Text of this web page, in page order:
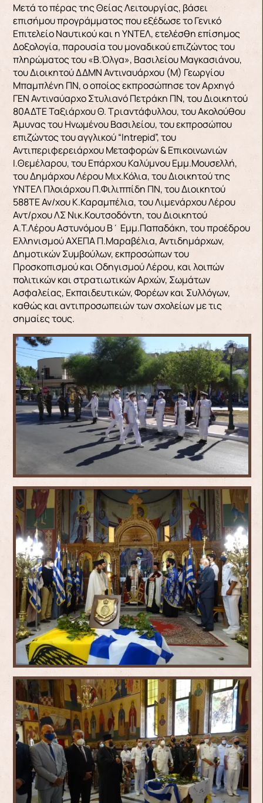
Μετά το πέρας της Θείας Λειτουργίας, βάσει
επισήμου προγράμματος που εξέδωσε το Γενικό
Επιτελείο Ναυτικού και η ΥΝΤΕΛ, ετελέσθη επίσημος
Δοξολογία, παρουσία του μοναδικού επιζώντος του
πληρώματος του «Β.Όλγα», Βασιλείου Μαγκασιάνου,
του Διοικητού ΔΔΜΝ Αντιναυάρχου (Μ) Γεωργίου
Μπαμπλένη ΠΝ, ο οποίος εκπροσώπησε τον Αρχηγό
ΓΕΝ Αντιναύαρχο Στυλιανό Πετράκη ΠΝ, του Διοικητού
80ΑΔΤΕ Ταξιάρχου Θ. Τριαντάφυλλου, του Ακολούθου
Άμυνας του Ηνωμένου Βασιλείου, του εκπροσώπου
επιζώντος του αγγλικού “Intrepid”, του
Αντιπεριφερειάρχου Μεταφορών & Επικοινωνιών
Ι.Θεμέλαρου, του Επάρχου Καλύμνου Εμμ.Μουσελλή,
του Δημάρχου Λέρου Μιχ.Κόλια, του Διοικητού της
ΥΝΤΕΛ Πλοιάρχου Π.Φιλιππίδη ΠΝ, του Διοικητού
588ΤΕ Αν/χου Κ.Καραμπέλια, του Λιμενάρχου Λέρου
Αντ/ρχου ΛΣ Νικ.Κουτσοδόντη, του Διοικητού
Α.Τ.Λέρου Αστυνόμου Β΄ Εμμ.Παπαδάκη, του προέδρου
Ελληνισμού ΑΧΕΠΑ Π.Μαραβέλια, Αντιδημάρχων,
Δημοτικών Συμβούλων, εκπροσώπων του
Προσκοπισμού και Οδηγισμού Λέρου, και λοιπών
πολιτικών και στρατιωτικών Αρχών, Σωμάτων
Ασφαλείας, Εκπαιδευτικών, Φορέων και Συλλόγων,
καθώς και αντιπροσωπειών των σχολείων με τις
σημαίες τους.